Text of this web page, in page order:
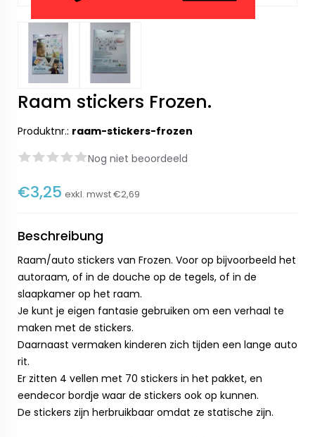
Raam stickers Frozen.
Produktnr.: raam-stickers-frozen
Nog niet beoordeeld
€3,25 exkl. mwst€2,69
Beschreibung
Raam/auto stickers van Frozen. Voor op bijvoorbeeld het
autoraam, of in de douche op de tegels, of in de
slaapkamer op het raam.
Je kunt je eigen fantasie gebruiken om een verhaal te
maken met de stickers.
Daarnaast vermaken kinderen zich tijden een lange auto
rit.
Er zitten 4 vellen met 70 stickers in het pakket, en
eendecor bordje waar de stickers ook op kunnen.
De stickers zijn herbruikbaar omdat ze statische zijn.